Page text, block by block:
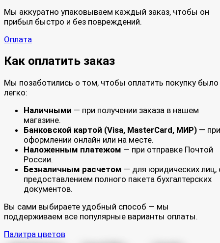
Мы аккуратно упаковываем каждый заказ, чтобы он
прибыл быстро и без повреждений.
Оплата
Как оплатить заказ
Мы позаботились о том, чтобы оплатить покупку было
легко:
Наличными — при получении заказа в нашем
магазине.
Банковской картой (Visa, MasterCard, МИР) — при
оформлении онлайн или на месте.
Наложенным платежом — при отправке Почтой
России.
Безналичным расчетом — для юридических лиц,
предоставлением полного пакета бухгалтерских
документов.
Вы сами выбираете удобный способ — мы
поддерживаем все популярные варианты оплаты.
Палитра цветов